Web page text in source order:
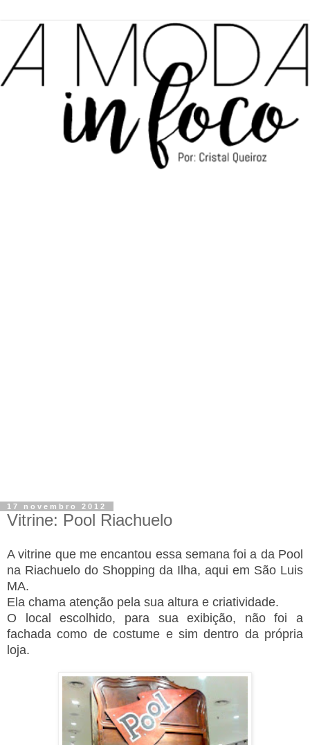
17 novembro 2012
Vitrine: Pool Riachuelo
A vitrine que me encantou essa semana foi a da Pool
na Riachuelo do Shopping da Ilha, aqui em São Luis
MA.
Ela chama atenção pela sua altura e criatividade.
O local escolhido, para sua exibição, não foi a
fachada como de costume e sim dentro da própria
loja.